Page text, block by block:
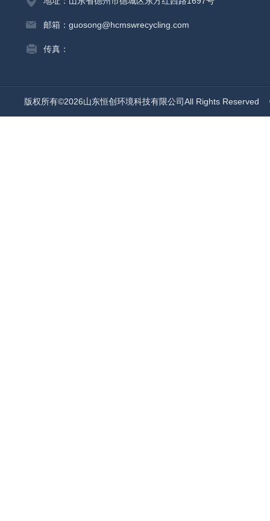
邮箱：guosong@hcmswrecycling.com
传真：
版权所有©2026山东恒创环境科技有限公司All Rights Reserved